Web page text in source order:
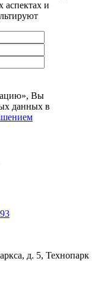
аспектах и
Вы
данных в
д. 5, Технопарк